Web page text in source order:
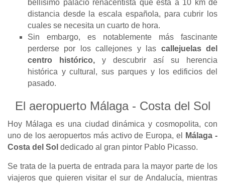
bellísimo palacio renacentista que está a 10 km de
distancia desde la escala española, para cubrir los
cuales se necesita un cuarto de hora.
Sin embargo, es notablemente más fascinante
perderse por los callejones y las callejuelas del
centro histórico, y descubrir así su herencia
histórica y cultural, sus parques y los edificios del
pasado.
El aeropuerto Málaga - Costa del Sol
Hoy Málaga es una ciudad dinámica y cosmopolita, con
uno de los aeropuertos más activo de Europa, el
Málaga -
Costa del Sol dedicado al gran pintor Pablo Picasso.
Se trata de la puerta de entrada para la mayor parte de los
viajeros que quieren visitar el sur de Andalucía, mientras